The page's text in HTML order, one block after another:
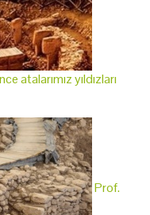
atalarımız yıldızları
Prof.